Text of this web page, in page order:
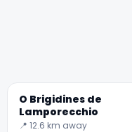
O Brigidines de
Lamporecchio
📍 12.6 km away